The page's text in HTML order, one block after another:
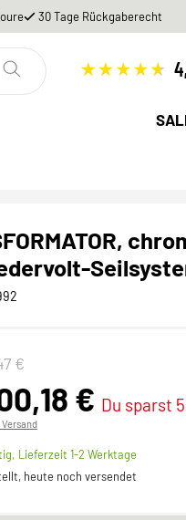
30 Tage Rückgaberecht
€
€ Du sparst
Lieferzeit 1-2 Werktage
heute noch versendet